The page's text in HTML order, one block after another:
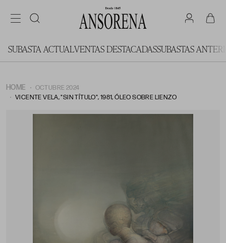
SUBASTA ACTUALVENTAS DESTACADASSUBASTAS
HOME
OCTUBRE 2024
VICENTE VELA, "SIN TÍTULO", 1981, ÓLEO SOBRE LIENZO